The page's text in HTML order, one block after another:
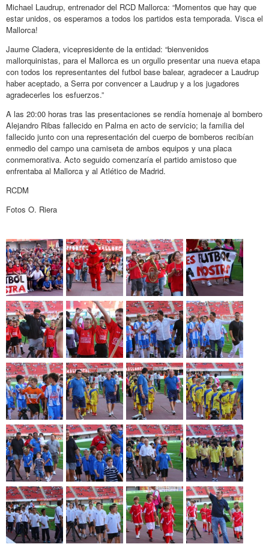
Michael Laudrup, entrenador del RCD Mallorca: “Momentos que hay que
estar unidos, os esperamos a todos los partidos esta temporada. Visca el
Mallorca!
Jaume Cladera, vicepresidente de la entidad: “bienvenidos
mallorquinistas, para el Mallorca es un orgullo presentar una nueva etapa
con todos los representantes del futbol base balear, agradecer a Laudrup
haber aceptado, a Serra por convencer a Laudrup y a los jugadores
agradecerles los esfuerzos.”
A las 20:00 horas tras las presentaciones se rendía homenaje al bombero
Alejandro Ribas fallecido en Palma en acto de servicio; la familia del
fallecido junto con una representación del cuerpo de bomberos recibían
enmedio del campo una camiseta de ambos equipos y una placa
conmemorativa. Acto seguido comenzaría el partido amistoso que
enfrentaba al Mallorca y al Atlético de Madrid.
RCDM
Fotos O. Riera